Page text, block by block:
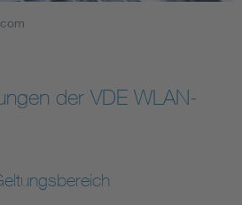
der VDE WLAN-